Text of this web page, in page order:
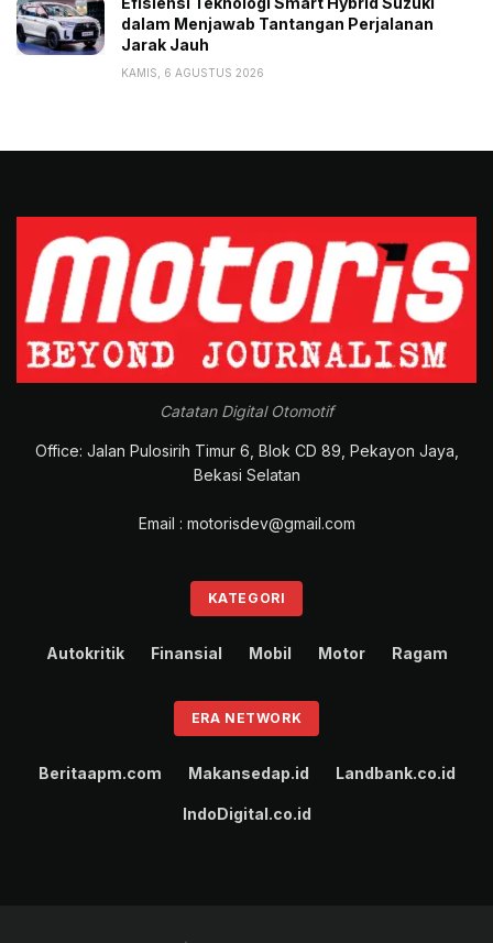
dalam Menjawab Tantangan Perjalanan
Jarak Jauh
KAMIS, 6 AGUSTUS 2026
Catatan Digital Otomotif
Office: Jalan Pulosirih Timur 6, Blok CD 89, Pekayon Jaya,
Bekasi Selatan
Email : motorisdev@gmail.com
KATEGORI
Autokritik Finansial Mobil Motor Ragam
ERA NETWORK
Beritaapm.com Makansedap.id Landbank.co.id
IndoDigital.co.id